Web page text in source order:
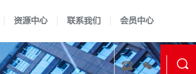
校准实验室建标 LIMS软件开发 科研实验
资源中心
认可准则 认可说明 认可方案 技术报告
联系我们 会员中心